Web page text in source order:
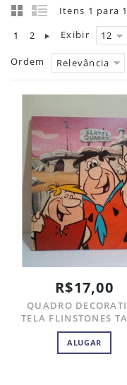
Itens 1 para
1
2 Exibir 12
Ordem Relevância
R$17,00
QUADRO
TELA FLINSTONES
ALUGAR